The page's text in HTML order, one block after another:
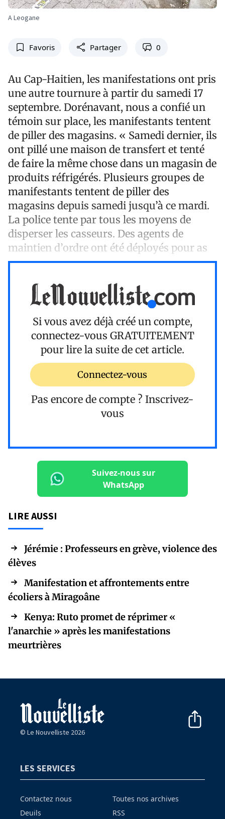
A Leogane
Favoris Partager 0
Au Cap-Haitien, les manifestations ont pris
une autre tournure à partir du samedi 17
septembre. Dorénavant, nous a confié un
témoin sur place, les manifestants tentent
de piller des magasins. « Samedi dernier, ils
ont pillé une maison de transfert et tenté
de faire la même chose dans un magasin de
produits réfrigérés. Plusieurs groupes de
manifestants tentent de piller des
magasins depuis samedi jusqu’à ce mardi.
La police tente par tous les moyens de
disperser les casseurs. Des agents de
maintien d’ordre ont été déployés pour as
Si vous avez déjà créé un compte,
connectez-vous GRATUITEMENT
pour lire la suite de cet article.
Connectez-vous
Pas encore de compte ? Inscrivez-
vous
Suivez-nous sur
WhatsApp
LIRE AUSSI
Jérémie : Professeurs en grève, violence des
élèves
Manifestation et affrontements entre
écoliers à Miragoâne
Kenya: Ruto promet de réprimer «
l'anarchie » après les manifestations
meurtrières
© Le Nouvelliste 2026
LES SERVICES
Contactez nous
Deuils
Toutes nos archives
RSS